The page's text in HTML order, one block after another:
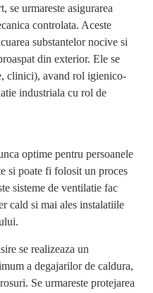
se urmareste asigurarea
controlata. Aceste
substantelor nocive si
din exterior. Ele se
clinici), avand rol igienico-
industriala cu rol de
optime pentru persoanele
si poate fi folosit un proces
sisteme de ventilatie fac
cald si mai ales instalatiile
se realizeaza un
a degajarilor de caldura,
Se urmareste protejarea